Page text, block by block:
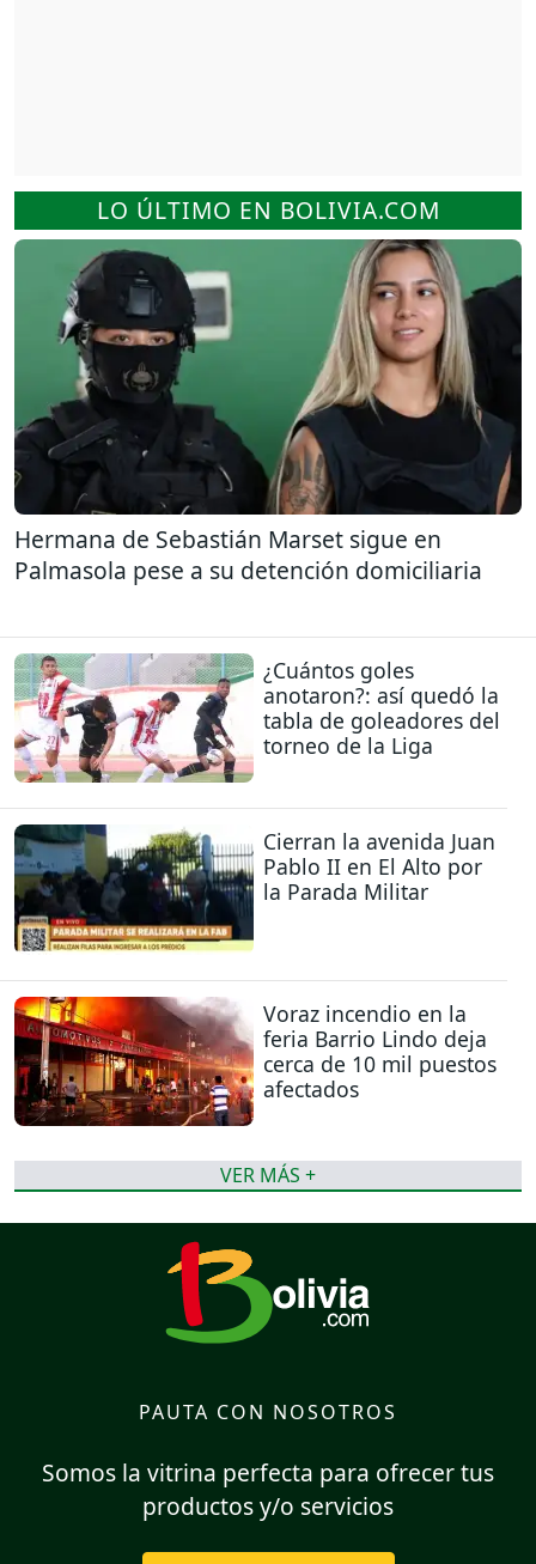
LO ÚLTIMO EN BOLIVIA.COM
Hermana de Sebastián Marset sigue en
Palmasola pese a su detención domiciliaria
¿Cuántos goles
anotaron?: así quedó la
tabla de goleadores del
torneo de la Liga
Cierran la avenida Juan
Pablo II en El Alto por
la Parada Militar
Voraz incendio en la
feria Barrio Lindo deja
cerca de 10 mil puestos
afectados
VER MÁS +
PAUTA CON NOSOTROS
Somos la vitrina perfecta para ofrecer tus
productos y/o servicios